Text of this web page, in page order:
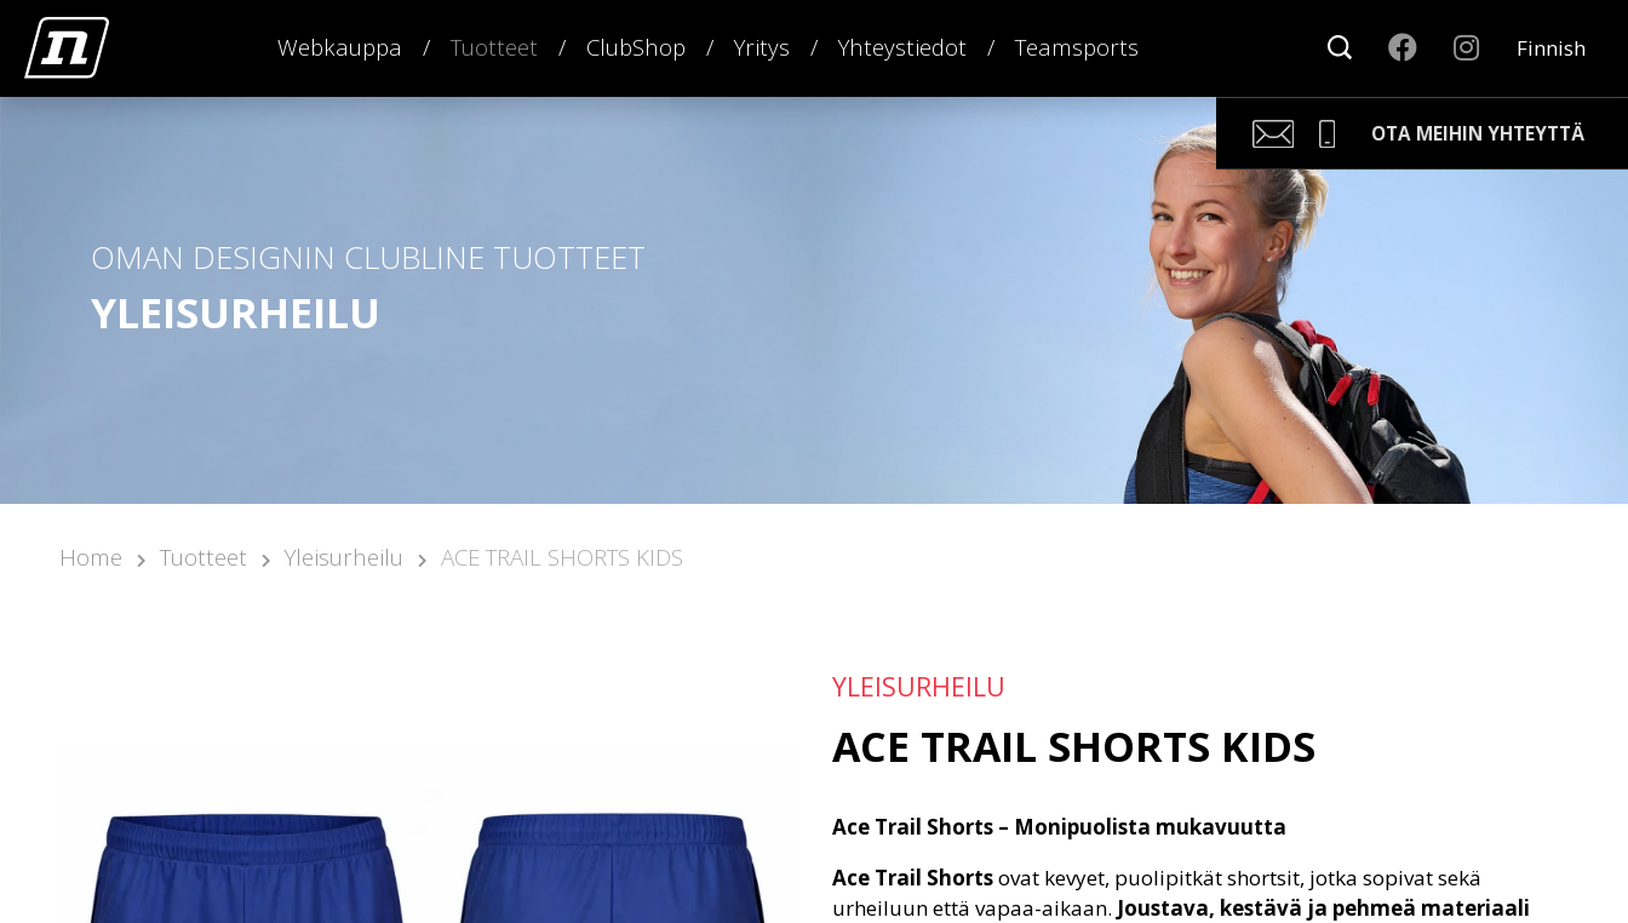
Webkauppa Tuotteet ClubShop Yritys Yhteystiedot Teamsports Finnish
OMAN DESIGNIN CLUBLINE TUOTTEET
YLEISURHEILU
OTA MEIHIN YHTEYTTÄ
Kari Arponen
Avainasiakaspäällikkö
kari.arponen@nonamesport.com
Phone:
Samu Laine
Myyntipäällikkö
samu@nonamesport.com
Phone:+358 50 596 8651
Home Tuotteet Yleisurheilu ACE TRAIL SHORTS KIDS
YLEISURHEILU
ACE TRAIL SHORTS KIDS
Ace Trail Shorts – Monipuolista mukavuutta
Ace Trail Shortsovat kevyet, puolipitkät shortsit, jotka sopivat sekä
urheiluun että vapaa-aikaan. Joustava, kestävä ja pehmeä materiaali